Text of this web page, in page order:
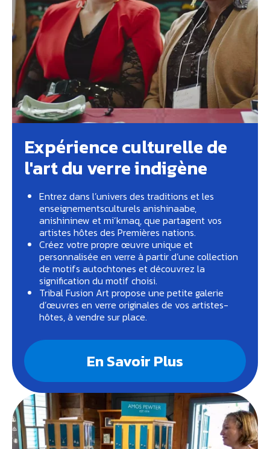
Expérience culturelle de
l'art du verre indigène
Entrez dans l’univers des traditions et les
enseignementsculturels anishinaabe,
anishininew et mi’kmaq, que partagent vos
artistes hôtes des Premières nations.
Créez votre propre œuvre unique et
personnalisée en verre à partir d’une collection
de motifs autochtones et découvrez la
signification du motif choisi.
Tribal Fusion Art propose une petite galerie
d’œuvres en verre originales de vos artistes-
hôtes, à vendre sur place.
En Savoir Plus